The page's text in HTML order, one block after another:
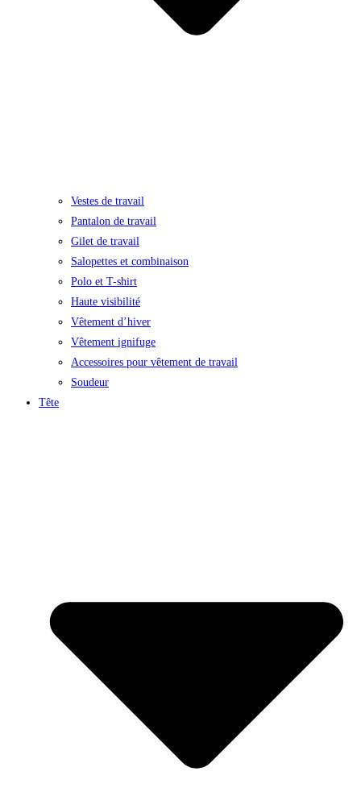
Vestes de travail
Pantalon de travail
Gilet de travail
Salopettes et combinaison
Polo et T-shirt
Haute visibilité
Vêtement d’hiver
Vêtement ignifuge
Accessoires pour vêtement de travail
Soudeur
Tête